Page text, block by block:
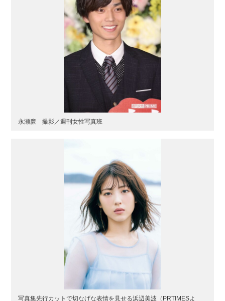
永瀬廉 撮影／週刊女性写真班
写真集先行カットで切なげな表情を見せる浜辺美波（PRTIMESよ